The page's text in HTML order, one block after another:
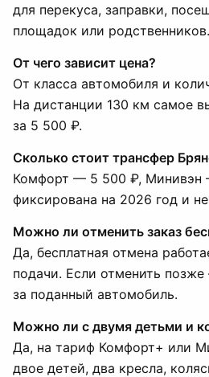
для перекуса, заправки,
площадок или родственников.
От чего зависит цена?
От класса автомобиля и
На дистанции 130 км самое
за 5 500 ₽.
Сколько стоит трансфер
Комфорт — 5 500 ₽, Минивэн
фиксирована на 2026 год и
Можно ли отменить заказ
Да, бесплатная отмена
подачи. Если отменить
за поданный автомобиль.
Можно ли с двумя детьми и
Да, на тариф Комфорт+ или
двое детей, два кресла,